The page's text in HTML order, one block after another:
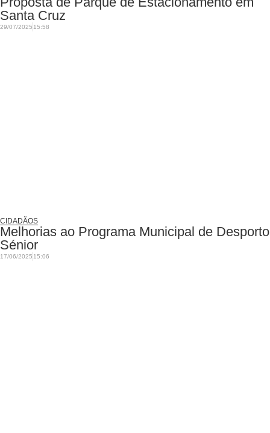
Santa Cruz
29/07/2025 15:58
CIDADÃOS
Melhorias ao Programa Municipal de Desporto
Sénior
17/06/2025 15:06